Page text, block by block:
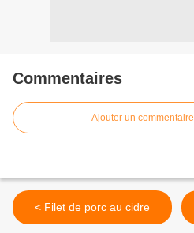
Commentaires
Ajouter un commentaire
< Filet de porc au cidre